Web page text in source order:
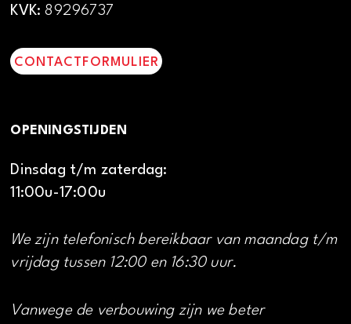
KVK: 89296737
CONTACTFORMULIER
OPENINGSTIJDEN
Dinsdag t/m zaterdag:
11:00u-17:00u
We zijn telefonisch bereikbaar van maandag t/m
vrijdag tussen 12:00 en 16:30 uur.
Vanwege de verbouwing zijn we beter